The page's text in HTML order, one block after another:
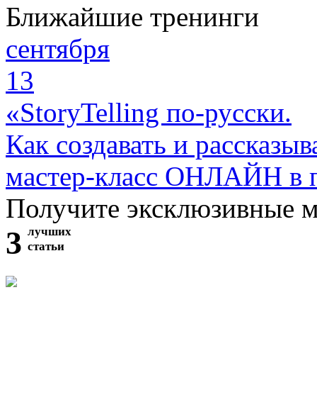
Ближайшие тренинги
сентября
13
«StoryTelling по-русски.
Как создавать и
мастер-класс ОНЛАЙН в
Получите эксклюзивные
3 лучших
статьи